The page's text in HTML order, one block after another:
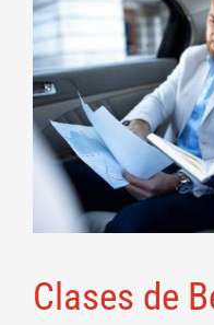
Clases de